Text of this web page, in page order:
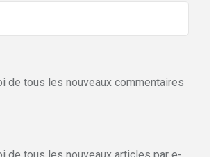
de tous les nouveaux commentaires